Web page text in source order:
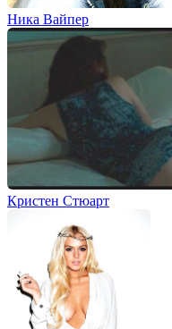
Ника Вайпер
Кристен Стюарт